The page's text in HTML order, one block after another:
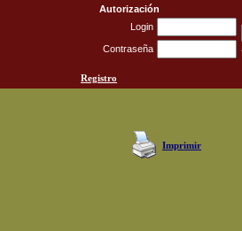
Autorización
Login
Contraseña
Registro
Imprimir